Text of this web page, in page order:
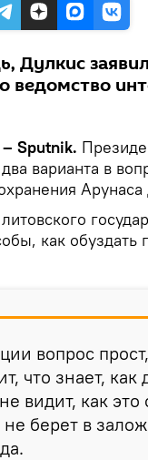
Дулкис
ведомство
Sputnik.
два варианта в
как
вопрос
что знает,
видит, как это
берет в